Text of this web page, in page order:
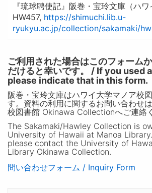
『琉球聘使記』阪巻・宝玲文庫（ハワ
HW457, https://shimuchi.lib.u-
ryukyu.ac.jp/collection/sakamaki/
ご利用された場合はこのフォーム
だけると幸いです。 / If you used
please indicate that in this form.
阪巻・宝玲文庫はハワイ大学マノア校
す。資料の利用に関するお問い合わせ
校図書館 Okinawa Collectionへご連絡
The Sakamaki/Hawley Collection is
University of Hawaii at Manoa
please contact the University of
Library Okinawa Collection.
問い合わせフォーム / Inquiry Form